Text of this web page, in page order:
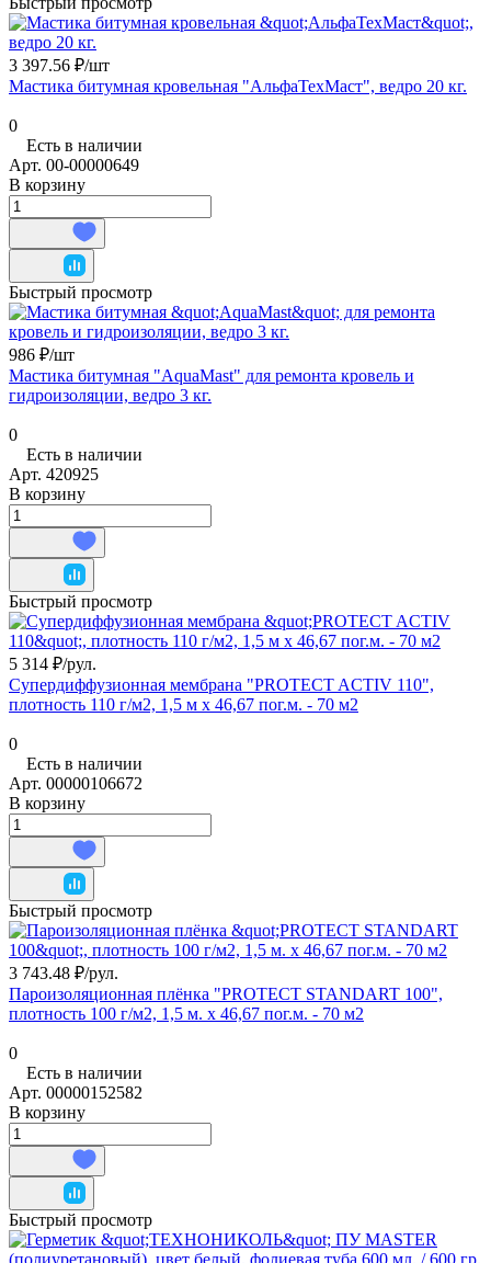
3 397.56 ₽/шт
Мастика битумная кровельная "АльфаТехМаст", ведро 20 кг.
0
Есть в наличии
Арт. 00-00000649
В корзину
Быстрый просмотр
986 ₽/шт
Мастика битумная "AquaMast" для ремонта кровель и
гидроизоляции, ведро 3 кг.
0
Есть в наличии
Арт. 420925
В корзину
Быстрый просмотр
5 314 ₽/рул.
Супердиффузионная мембрана "PROTECT ACTIV 110",
плотность 110 г/м2, 1,5 м х 46,67 пог.м. - 70 м2
0
Есть в наличии
Арт. 00000106672
В корзину
Быстрый просмотр
3 743.48 ₽/рул.
Пароизоляционная плёнка "PROTECT STANDART 100",
плотность 100 г/м2, 1,5 м. х 46,67 пог.м. - 70 м2
0
Есть в наличии
Арт. 00000152582
В корзину
Быстрый просмотр